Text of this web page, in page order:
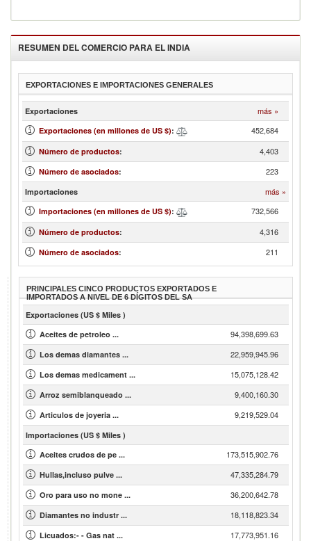
RESUMEN DEL COMERCIO PARA ELINDIA
EXPORTACIONES E IMPORTACIONES GENERALES
Exportaciones más »
Exportaciones (en millones de US $): 452,684
Número de productos: 4,403
Número de asociados: 223
Importaciones más »
Importaciones (en millones de US $): 732,566
Número de productos: 4,316
Número de asociados: 211
PRINCIPALES CINCO PRODUCTOS EXPORTADOS E
IMPORTADOS A NIVEL DE 6 DÍGITOS DEL SA
Exportaciones (US $ Miles )
Aceites de petroleo ...
94,398,699.63
Los demas diamantes ... 22,959,945.96
Los demas medicament ... 15,075,128.42
Arroz semiblanqueado ... 9,400,160.30
Articulos de joyeria ... 9,219,529.04
Importaciones (US $ Miles )
Aceites crudos de pe ...
173,515,902.76
Hullas,incluso pulve ... 47,335,284.79
Oro para uso no mone ... 36,200,642.78
Diamantes no industr ... 18,118,823.34
Licuados:- - Gas nat ... 17,773,951.16